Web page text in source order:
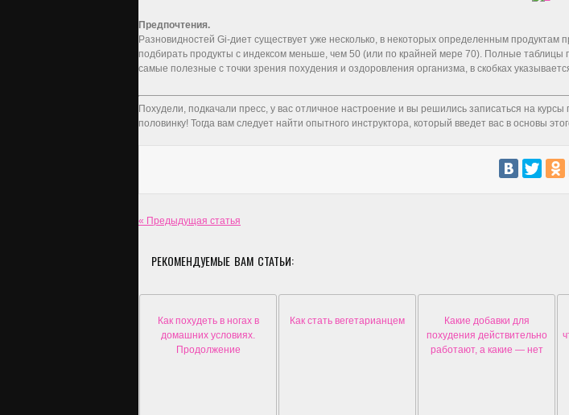
Предпочтения.
Разновидностей Gi-диет существует уже несколько, в некоторых определенным
подбирать продукты с индексом меньше, чем 50 (или по крайней мере 70). Полные
самые полезные с точки зрения похудения и оздоровления организма, в скобках
Похудели, подкачали пресс, у вас отличное настроение и вы решились записаться на курсы
половинку! Тогда вам следует найти опытного инструктора, который введет вас в основы
« Предыдущая статья
РЕКОМЕНДУЕМЫЕ ВАМ СТАТЬИ:
Как похудеть в ногах в
домашних условиях.
Продолжение
Как стать вегетарианцем
Какие добавки для
похудения действительно
работают, а какие — нет